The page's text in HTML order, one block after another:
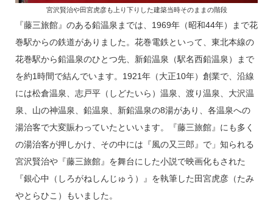
宮沢賢治や田宮虎彦も上り下りした建築当時そのままの階段
『藤三旅館』のある鉛温泉までは、1969年（昭和44年）まで花
巻駅からの鉄道がありました。花巻電鉄といって、東北本線の
花巻駅から鉛温泉のひとつ先、新鉛温泉（駅名西鉛温泉）まで
を約1時間で結んでいます。1921年（大正10年）創業で、沿線
には松倉温泉、志戸平（しどたいら）温泉、渡り温泉、大沢温
泉、山の神温泉、鉛温泉、新鉛温泉の8湯があり、各温泉への
湯治客で大変賑わっていたといいます。『藤三旅館』にも多く
の湯治客が押しかけ、その中には『風の又三郎』で」知られる
宮沢賢治や『藤三旅館』を舞台にした小説で映画化もされた
『銀心中（しろがねしんじゅう）』を執筆した田宮虎彦（たみ
やとらひこ）もいました。